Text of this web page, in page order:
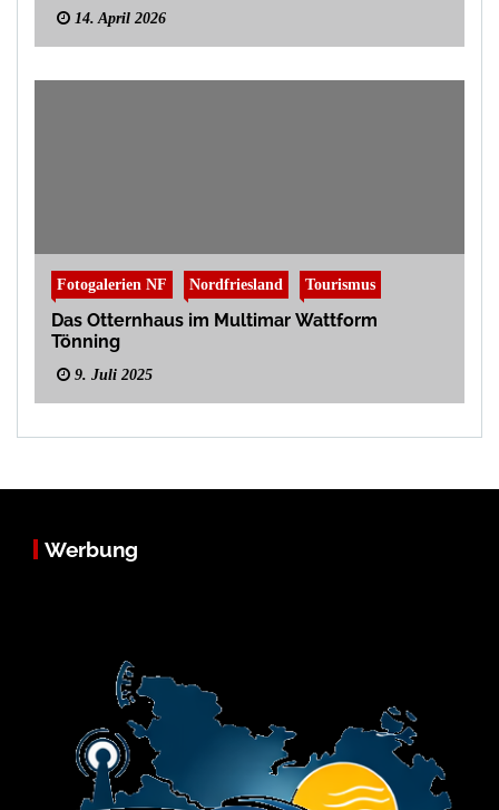
14. April 2026
Fotogalerien NF Nordfriesland Tourismus
Das Otternhaus im Multimar Wattform
Tönning
9. Juli 2025
Werbung